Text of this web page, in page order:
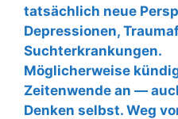
tatsächlich neue
Depressionen,
Suchterkrankungen.
Möglicherweise
Zeitenwende an —
Denken selbst. Weg